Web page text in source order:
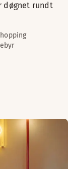
døgnet rundt